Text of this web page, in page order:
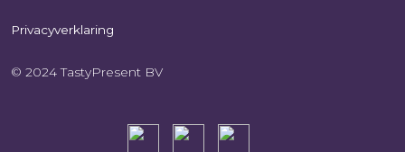
Privacyverklaring
© 2024 TastyPresent BV